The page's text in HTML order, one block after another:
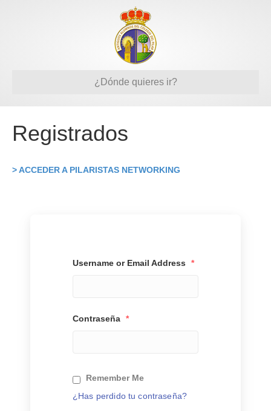
¿Dónde quieres ir?
Registrados
> ACCEDER A PILARISTAS NETWORKING
Username or Email Address *
Contraseña *
Remember Me
¿Has perdido tu contraseña?